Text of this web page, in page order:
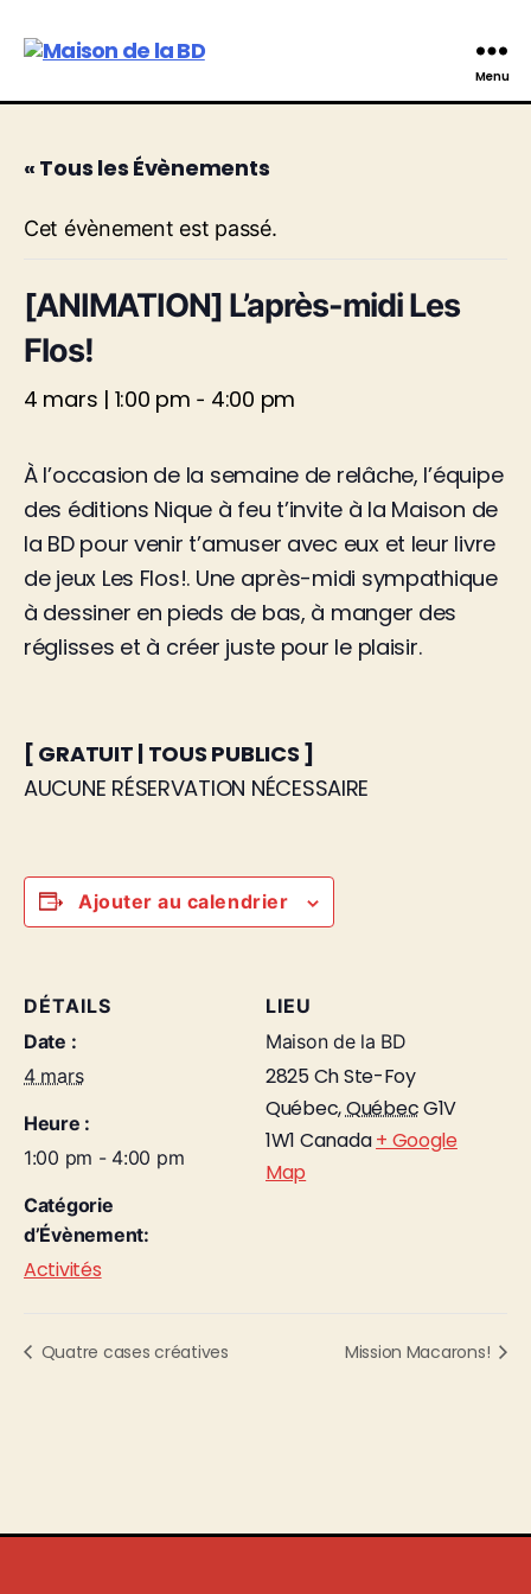
de
Menu
« Tous les Évènements
Cet évènement est passé.
[ANIMATION] L’après-midi Les
Flos!
4 mars | 1:00 pm - 4:00 pm
À l’occasion de la semaine de relâche, l’équipe
des éditions Nique à feu t’invite à la Maison de
la BD pour venir t’amuser avec eux et leur livre
de jeux Les Flos!. Une après-midi sympathique
à dessiner en pieds de bas, à manger des
réglisses et à créer juste pour le plaisir.
[ GRATUIT | TOUS PUBLICS ]
AUCUNE RÉSERVATION NÉCESSAIRE
Ajouter au calendrier
DÉTAILS
Date :
4 mars
Heure :
1:00 pm - 4:00 pm
Catégorie
d’Évènement:
Activités
LIEU
Maison de la BD
2825 Ch Ste-Foy
Québec,QuébecG1V
1W1 Canada + Google
Map
Quatre cases créatives Mission Macarons!